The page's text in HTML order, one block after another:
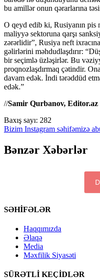
bu amillər onun qərarlarına
O qeyd edib ki, Rusiyanın pis
maliyyə sektoruna qarşı
zərərlidir”, Rusiya neft
gəlirlərini məhdudlaşdırır:
bir seçimlə üzləşirlər. Bu
proqnozlaşdırmaq çətindir.
davam edək. İndi tərəddüd
edək.”
//Samir Qurbanov, Editor.az
Baxış sayı: 282
Bizim Instagram səhifəmizə
Bənzər Xəbərlər
SƏHİFƏLƏR
Haqqımızda
Əlaqə
Media
Məxfilik Siyasəti
SÜRƏTLİ KEÇİDLƏR